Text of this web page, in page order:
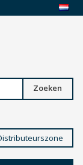
Zoeken